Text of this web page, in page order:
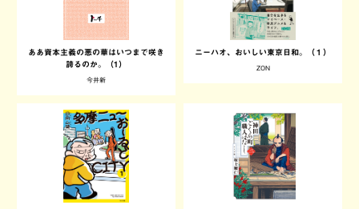
ああ資本主義の悪の華はいつまで咲き
誇るのか。（1）
今井新
ニーハオ、おいしい東京日和。（１）
ZON